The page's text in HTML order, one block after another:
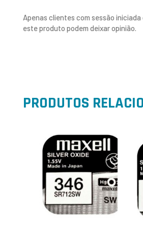
Apenas clientes com sessão iniciada
este produto podem deixar opinião.
PRODUTOS